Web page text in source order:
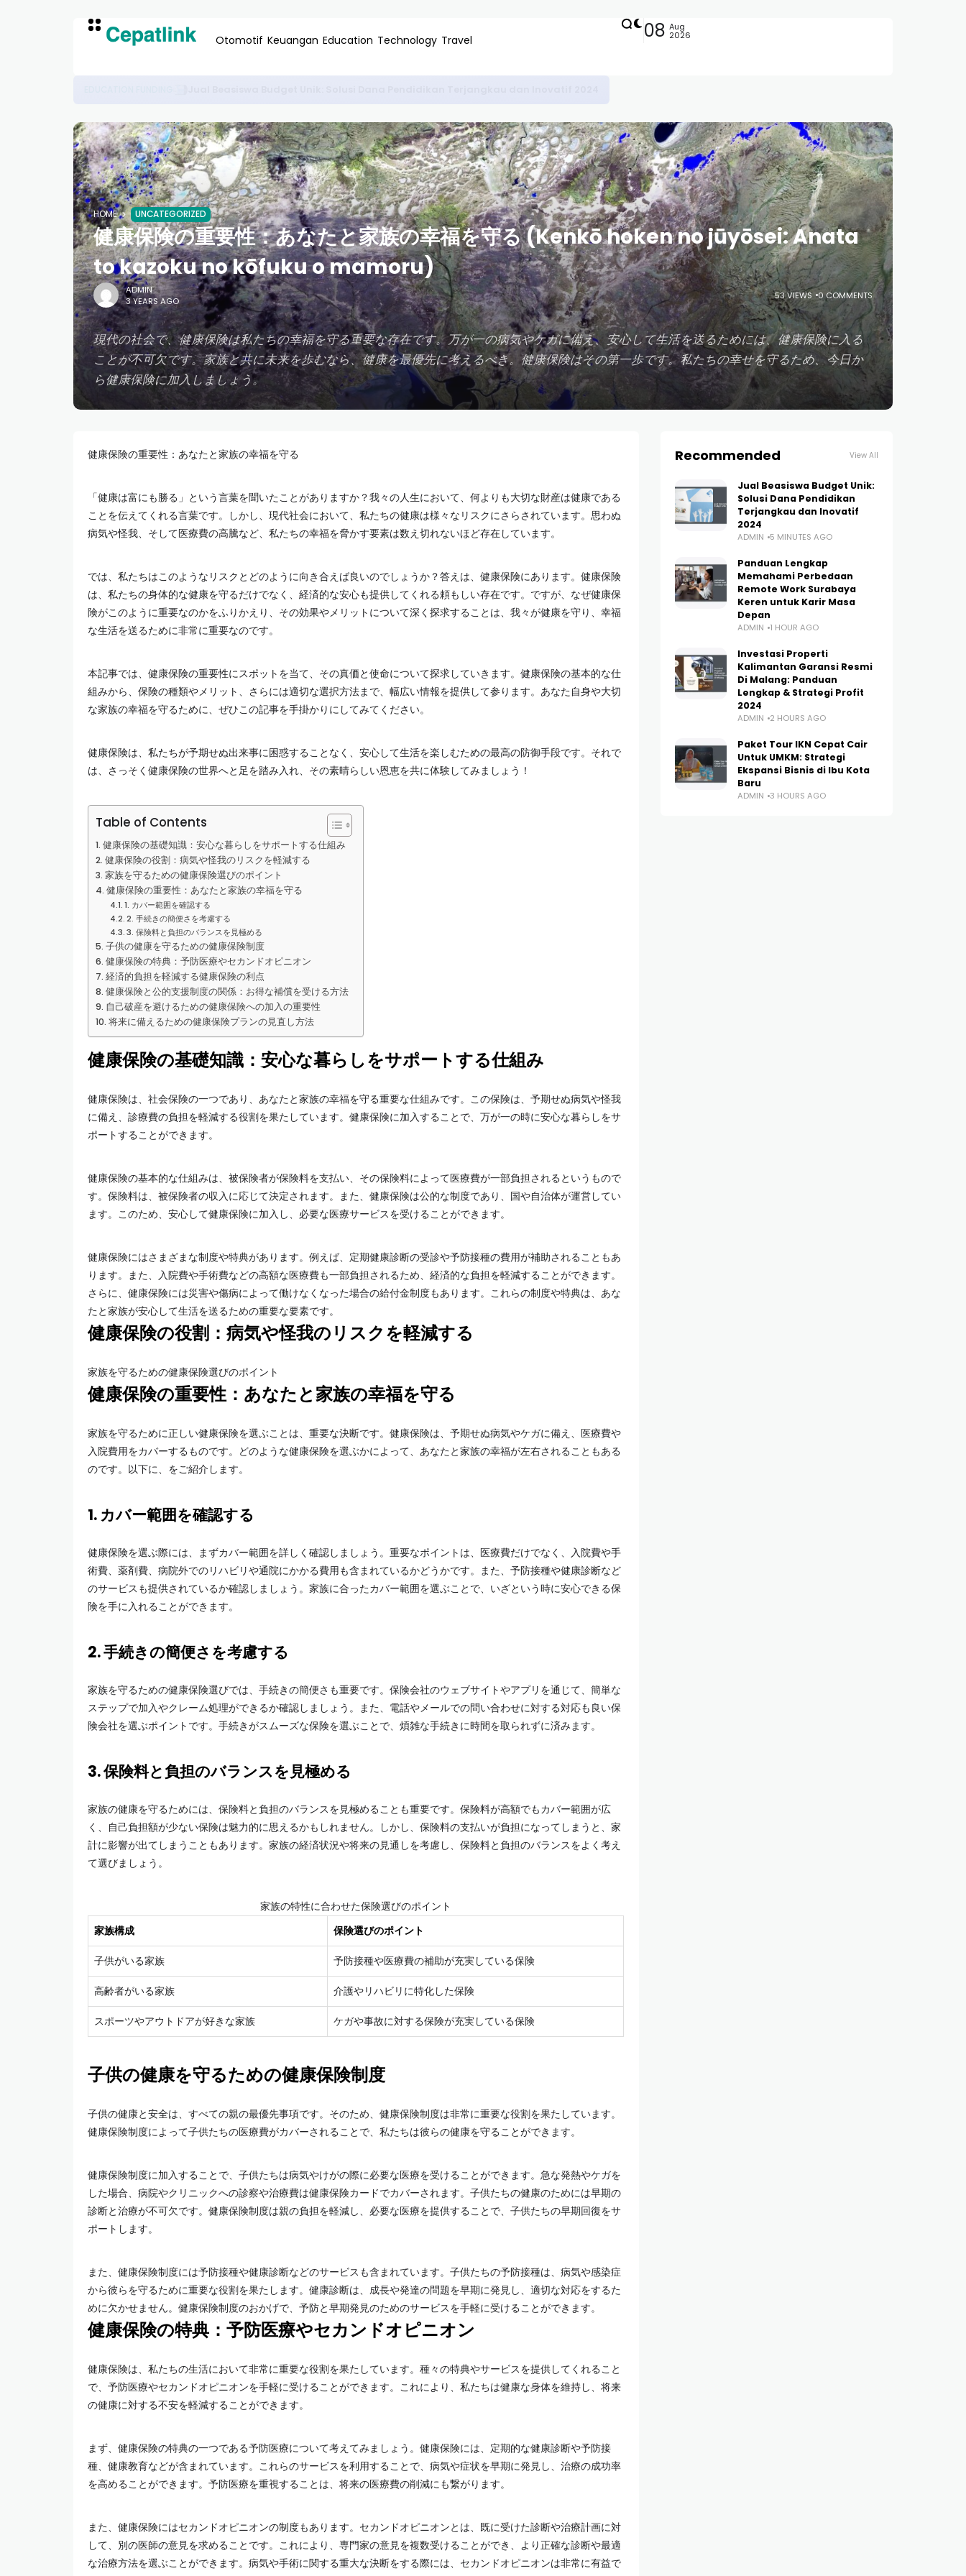
Otomotif Keuangan Education Technology Travel 08 Aug
2026
HOME UNCATEGORIZED
健康保険の重要性：あなたと家族の幸福を守る (Kenkō hoken no jūyōsei: Anata
to kazoku no kōfuku o mamoru)
ADMIN
3 YEARS AGO
53 VIEWS 0 COMMENTS
現代の社会で、健康保険は私たちの幸福を守る重要な存在です。万が一の病気やケガに備え、安心して生活を送るためには、健康保険に入る
ことが不可欠です。家族と共に未来を歩むなら、健康を最優先に考えるべき。健康保険はその第一歩です。私たちの幸せを守るため、今日か
ら健康保険に加入しましょう。
健康保険の重要性：あなたと家族の幸福を守る
「健康は富にも勝る」という言葉を聞いたことがありますか？我々の人生において、何よりも大切な財産は健康である
ことを伝えてくれる言葉です。しかし、現代社会において、私たちの健康は様々なリスクにさらされています。思わぬ
病気や怪我、そして医療費の高騰など、私たちの幸福を脅かす要素は数え切れないほど存在しています。
では、私たちはこのようなリスクとどのように向き合えば良いのでしょうか？答えは、健康保険にあります。健康保険
は、私たちの身体的な健康を守るだけでなく、経済的な安心も提供してくれる頼もしい存在です。ですが、なぜ健康保
険がこのように重要なのかをふりかえり、その効果やメリットについて深く探求することは、我々が健康を守り、幸福
な生活を送るために非常に重要なのです。
本記事では、健康保険の重要性にスポットを当て、その真価と使命について探求していきます。健康保険の基本的な仕
組みから、保険の種類やメリット、さらには適切な選択方法まで、幅広い情報を提供して参ります。あなた自身や大切
な家族の幸福を守るために、ぜひこの記事を手掛かりにしてみてください。
健康保険は、私たちが予期せぬ出来事に困惑することなく、安心して生活を楽しむための最高の防御手段です。それで
は、さっそく健康保険の世界へと足を踏み入れ、その素晴らしい恩恵を共に体験してみましょう！
Table of Contents
健康保険の基礎知識：安心な暮らしをサポートする仕組み
健康保険の役割：病気や怪我のリスクを軽減する
家族を守るための健康保険選びのポイント
健康保険の重要性：あなたと家族の幸福を守る
1. カバー範囲を確認する
2. 手続きの簡便さを考慮する
3. 保険料と負担のバランスを見極める
子供の健康を守るための健康保険制度
健康保険の特典：予防医療やセカンドオピニオン
経済的負担を軽減する健康保険の利点
健康保険と公的支援制度の関係：お得な補償を受ける方法
自己破産を避けるための健康保険への加入の重要性
将来に備えるための健康保険プランの見直し方法
健康保険の基礎知識：安心な暮らしをサポートする仕組み
健康保険は、社会保険の一つであり、あなたと家族の幸福を守る重要な仕組みです。この保険は、予期せぬ病気や怪我
に備え、診療費の負担を軽減する役割を果たしています。健康保険に加入することで、万が一の時に安心な暮らしをサ
ポートすることができます。
健康保険の基本的な仕組みは、被保険者が保険料を支払い、その保険料によって医療費が一部負担されるというもので
す。保険料は、被保険者の収入に応じて決定されます。また、健康保険は公的な制度であり、国や自治体が運営してい
ます。このため、安心して健康保険に加入し、必要な医療サービスを受けることができます。
健康保険にはさまざまな制度や特典があります。例えば、定期健康診断の受診や予防接種の費用が補助されることもあ
ります。また、入院費や手術費などの高額な医療費も一部負担されるため、経済的な負担を軽減することができます。
さらに、健康保険には災害や傷病によって働けなくなった場合の給付金制度もあります。これらの制度や特典は、あな
たと家族が安心して生活を送るための重要な要素です。
健康保険の役割：病気や怪我のリスクを軽減する
家族を守るための健康保険選びのポイント
健康保険の重要性：あなたと家族の幸福を守る
家族を守るために正しい健康保険を選ぶことは、重要な決断です。健康保険は、予期せぬ病気やケガに備え、医療費や
入院費用をカバーするものです。どのような健康保険を選ぶかによって、あなたと家族の幸福が左右されることもある
のです。以下に、をご紹介します。
1. カバー範囲を確認する
健康保険を選ぶ際には、まずカバー範囲を詳しく確認しましょう。重要なポイントは、医療費だけでなく、入院費や手
術費、薬剤費、病院外でのリハビリや通院にかかる費用も含まれているかどうかです。また、予防接種や健康診断など
のサービスも提供されているか確認しましょう。家族に合ったカバー範囲を選ぶことで、いざという時に安心できる保
険を手に入れることができます。
2. 手続きの簡便さを考慮する
家族を守るための健康保険選びでは、手続きの簡便さも重要です。保険会社のウェブサイトやアプリを通じて、簡単な
ステップで加入やクレーム処理ができるか確認しましょう。また、電話やメールでの問い合わせに対する対応も良い保
険会社を選ぶポイントです。手続きがスムーズな保険を選ぶことで、煩雑な手続きに時間を取られずに済みます。
3. 保険料と負担のバランスを見極める
家族の健康を守るためには、保険料と負担のバランスを見極めることも重要です。保険料が高額でもカバー範囲が広
く、自己負担額が少ない保険は魅力的に思えるかもしれません。しかし、保険料の支払いが負担になってしまうと、家
計に影響が出てしまうこともあります。家族の経済状況や将来の見通しを考慮し、保険料と負担のバランスをよく考え
て選びましょう。
家族の特性に合わせた保険選びのポイント
家族構成
保険選びのポイント
子供がいる家族 予防接種や医療費の補助が充実している保険
高齢者がいる家族 介護やリハビリに特化した保険
スポーツやアウトドアが好きな家族 ケガや事故に対する保険が充実している保険
子供の健康を守るための健康保険制度
子供の健康と安全は、すべての親の最優先事項です。そのため、健康保険制度は非常に重要な役割を果たしています。
健康保険制度によって子供たちの医療費がカバーされることで、私たちは彼らの健康を守ることができます。
健康保険制度に加入することで、子供たちは病気やけがの際に必要な医療を受けることができます。急な発熱やケガを
した場合、病院やクリニックへの診察や治療費は健康保険カードでカバーされます。子供たちの健康のためには早期の
診断と治療が不可欠です。健康保険制度は親の負担を軽減し、必要な医療を提供することで、子供たちの早期回復をサ
ポートします。
また、健康保険制度には予防接種や健康診断などのサービスも含まれています。子供たちの予防接種は、病気や感染症
から彼らを守るために重要な役割を果たします。健康診断は、成長や発達の問題を早期に発見し、適切な対応をするた
めに欠かせません。健康保険制度のおかげで、予防と早期発見のためのサービスを手軽に受けることができます。
健康保険の特典：予防医療やセカンドオピニオン
健康保険は、私たちの生活において非常に重要な役割を果たしています。種々の特典やサービスを提供してくれること
で、予防医療やセカンドオピニオンを手軽に受けることができます。これにより、私たちは健康な身体を維持し、将来
の健康に対する不安を軽減することができます。
まず、健康保険の特典の一つである予防医療について考えてみましょう。健康保険には、定期的な健康診断や予防接
種、健康教育などが含まれています。これらのサービスを利用することで、病気や症状を早期に発見し、治療の成功率
を高めることができます。予防医療を重視することは、将来の医療費の削減にも繋がります。
また、健康保険にはセカンドオピニオンの制度もあります。セカンドオピニオンとは、既に受けた診断や治療計画に対
して、別の医師の意見を求めることです。これにより、専門家の意見を複数受けることができ、より正確な診断や最適
な治療方法を選ぶことができます。病気や手術に関する重大な決断をする際には、セカンドオピニオンは非常に有益で
Recommended View All
Jual Beasiswa Budget Unik:
Solusi Dana Pendidikan
Terjangkau dan Inovatif
2024
ADMIN 5 MINUTES AGO
Panduan Lengkap
Memahami Perbedaan
Remote Work Surabaya
Keren untuk Karir Masa
Depan
ADMIN 1 HOUR AGO
Investasi Properti
Kalimantan Garansi Resmi
Di Malang: Panduan
Lengkap & Strategi Profit
2024
ADMIN 2 HOURS AGO
Paket Tour IKN Cepat Cair
Untuk UMKM: Strategi
Ekspansi Bisnis di Ibu Kota
Baru
ADMIN 3 HOURS AGO